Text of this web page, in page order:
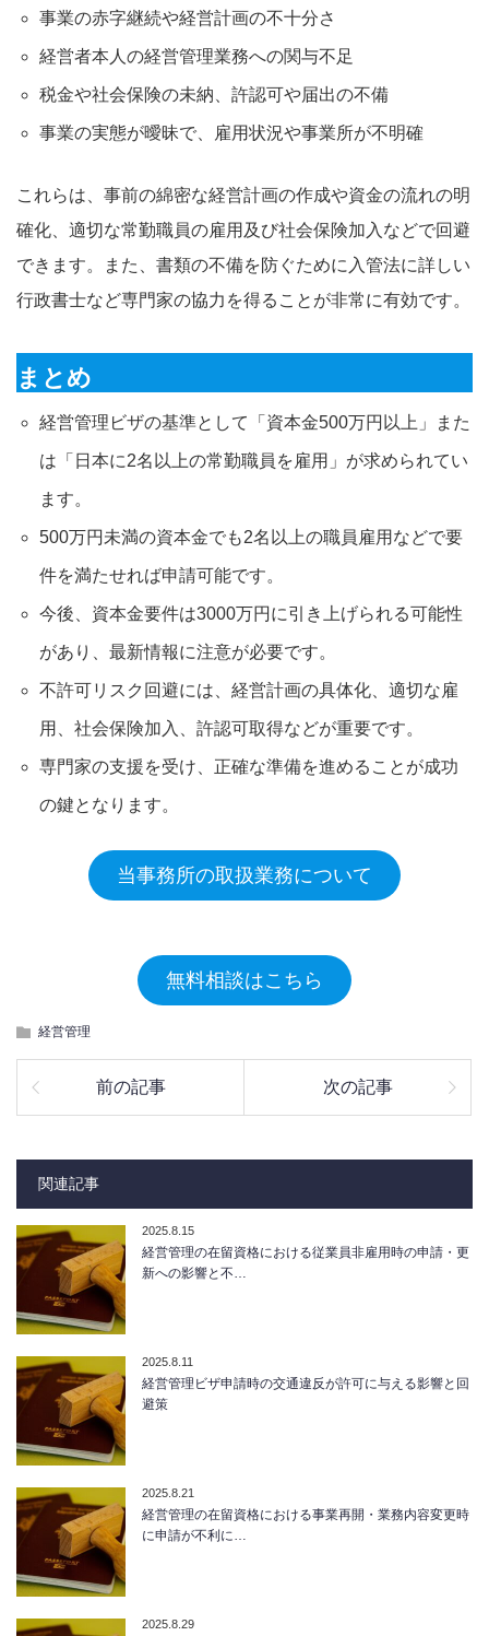
事業の赤字継続や経営計画の不十分さ
経営者本人の経営管理業務への関与不足
税金や社会保険の未納、許認可や届出の不備
事業の実態が曖昧で、雇用状況や事業所が不明確
これらは、事前の綿密な経営計画の作成や資金の流れの明
確化、適切な常勤職員の雇用及び社会保険加入などで回避
できます。また、書類の不備を防ぐために入管法に詳しい
行政書士など専門家の協力を得ることが非常に有効です。
まとめ
経営管理ビザの基準として「資本金500万円以上」また
は「日本に2名以上の常勤職員を雇用」が求められてい
ます。
500万円未満の資本金でも2名以上の職員雇用などで要
件を満たせれば申請可能です。
今後、資本金要件は3000万円に引き上げられる可能性
があり、最新情報に注意が必要です。
不許可リスク回避には、経営計画の具体化、適切な雇
用、社会保険加入、許認可取得などが重要です。
専門家の支援を受け、正確な準備を進めることが成功
の鍵となります。
当事務所の取扱業務について
無料相談はこちら
経営管理
前の記事 次の記事
関連記事
2025.8.15
経営管理の在留資格における従業員非雇用時の申請・更
新への影響と不…
2025.8.11
経営管理ビザ申請時の交通違反が許可に与える影響と回
避策
2025.8.21
経営管理の在留資格における事業再開・業務内容変更時
に申請が不利に…
2025.8.29